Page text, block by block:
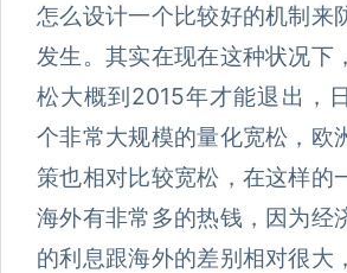
怎么设计一个比较好的机制来
发生。其实在现在这种状况下
松大概到2015年才能退出，
个非常大规模的量化宽松，欧
策也相对比较宽松，在这样的
海外有非常多的热钱，因为经
的利息跟海外的差别相对很大